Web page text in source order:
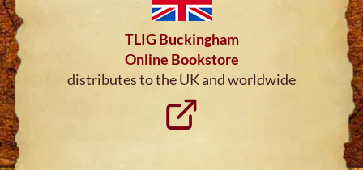
TLIG Buckingham
Online Bookstore
distributes to the UK and worldwide